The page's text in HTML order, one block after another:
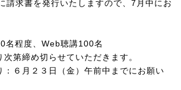
請求書を発行いたしますので、 7 月中にお
名程度、 Web聴講100名
め切らせていただきます。
：６月２３日（金）午前中までにお願い